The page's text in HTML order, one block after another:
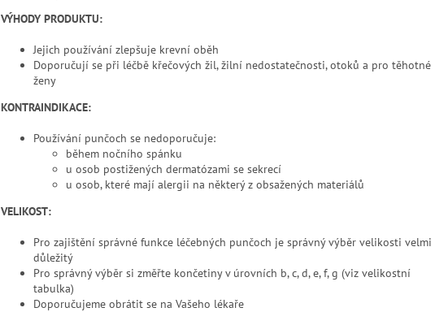
VÝHODY PRODUKTU:
Jejich používání zlepšuje krevní oběh
Doporučují se při léčbě křečových žil, žilní nedostatečnosti, otoků a pro těhotné
ženy
KONTRAINDIKACE:
Používání punčoch se nedoporučuje:
během nočního spánku
u osob postižených dermatózami se sekrecí
u osob, které mají alergii na některý z obsažených materiálů
VELIKOST:
Pro zajištění správné funkce léčebných punčoch je správný výběr velikosti velmi
důležitý
Pro správný výběr si změřte končetiny v úrovních b, c, d, e, f, g (viz velikostní
tabulka)
Doporučujeme obrátit se na Vašeho lékaře